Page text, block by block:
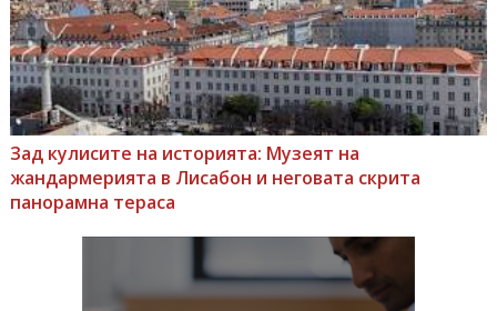
Зад кулисите на историята: Музеят на
жандармерията в Лисабон и неговата скрита
панорамна тераса